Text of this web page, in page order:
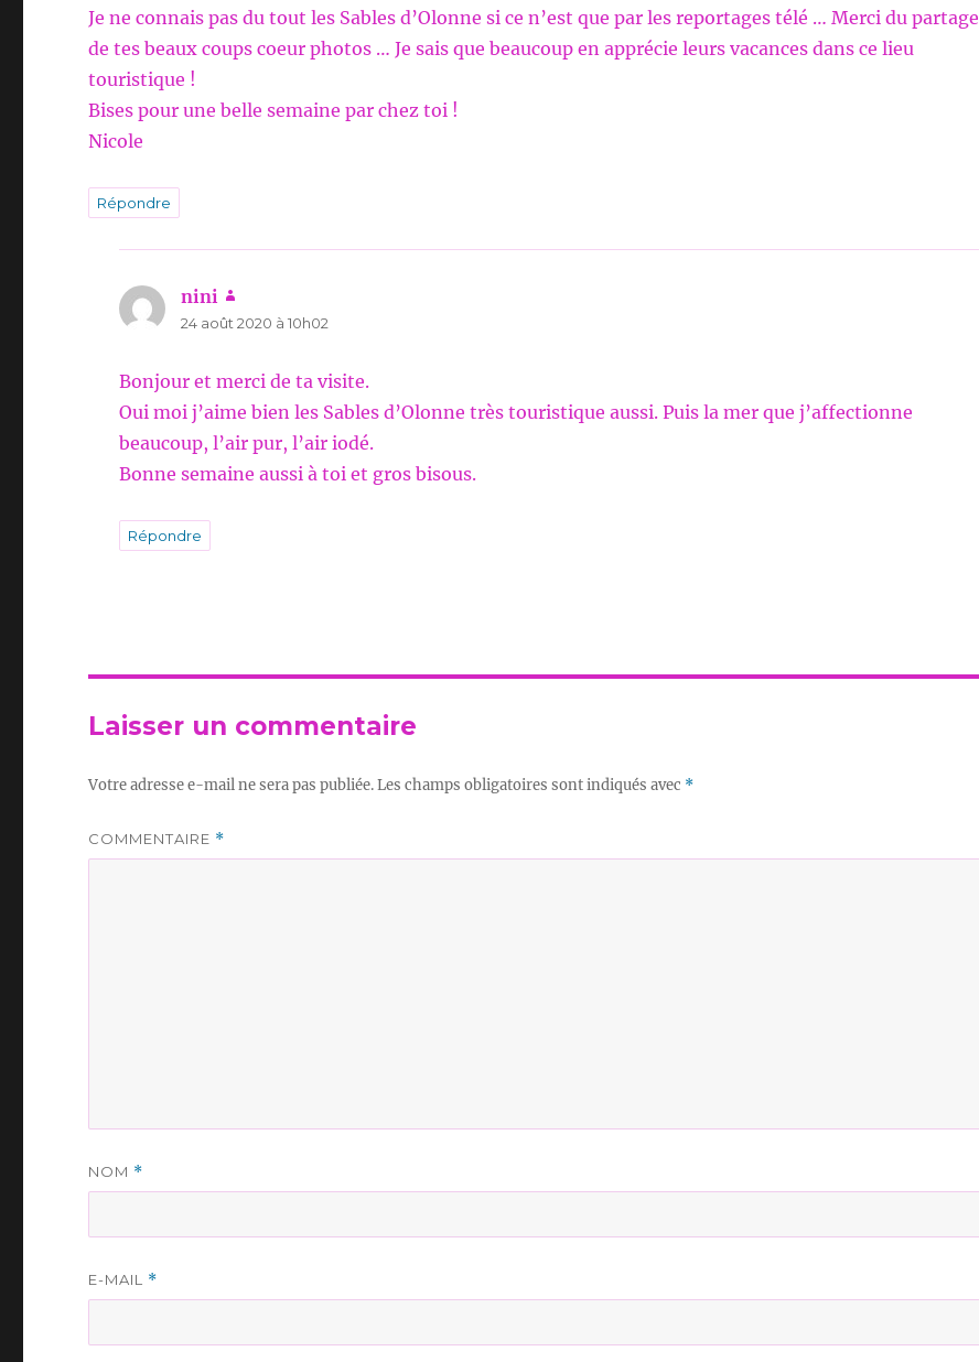
Je ne connais pas du tout les Sables d’Olonne si ce n’est que par les reportages télé … Merci du partage
de tes beaux coups coeur photos … Je sais que beaucoup en apprécie leurs vacances dans ce lieu
touristique !
Bises pour une belle semaine par chez toi !
Nicole
Répondre
nini
24 août 2020 à 10h02
Bonjour et merci de ta visite.
Oui moi j’aime bien les Sables d’Olonne très touristique aussi. Puis la mer que j’affectionne
beaucoup, l’air pur, l’air iodé.
Bonne semaine aussi à toi et gros bisous.
Répondre
Laisser un commentaire
Votre adresse e-mail ne sera pas publiée.Les champs obligatoires sont indiqués avec *
COMMENTAIRE *
NOM *
E-MAIL *